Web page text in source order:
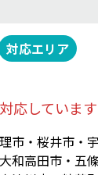
対応エリア
応しています
市・桜井市・
和高田市・五